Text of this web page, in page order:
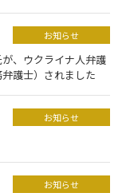
お知らせ
、ウクライナ人弁護
護士）されました
お知らせ
お知らせ